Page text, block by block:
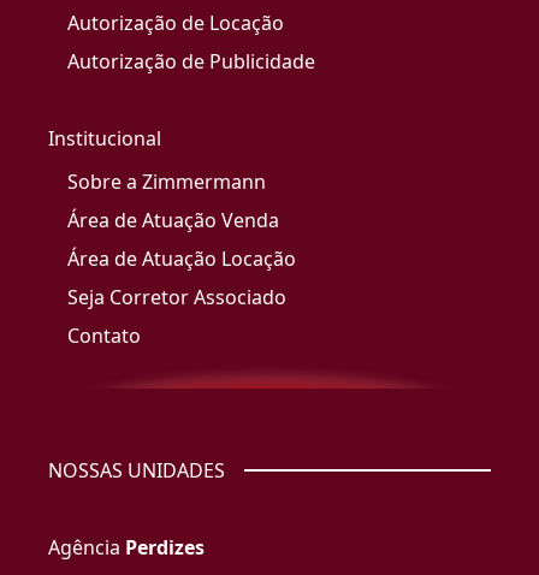
Autorização de Locação
Autorização de Publicidade
Institucional
Sobre a Zimmermann
Área de Atuação Venda
Área de Atuação Locação
Seja Corretor Associado
Contato
NOSSAS UNIDADES
Agência Perdizes